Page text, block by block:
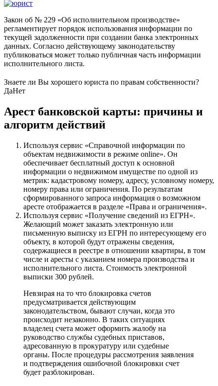
Закон об № 229 «Об исполнительном производстве»
регламентирует порядок использования информации по
текущей задолженности при создании банка электронных
данных. Согласно действующему законодательству
публиковаться может только публичная часть информации
исполнительного листа.
Знаете ли Вы хорошего юриста по правам собственности?
ДаНет
Арест банковской карты: причины и
алгоритм действий
Используя сервис «Справочной информации по
объектам недвижимости в режиме online». Он
обеспечивает бесплатный доступ к основной
информации о недвижимом имуществе по одной из
метрик: кадастровому номеру, адресу, условному номеру,
номеру права или ограничения. По результатам
сформированного запроса информация о возможном
аресте отображается в разделе «Права и ограничения».
Используя сервис «Получение сведений из ЕГРН».
Желающий может заказать электронную или
письменную выписку из ЕГРН по интересующему его
объекту, в которой будут отражены сведения,
содержащиеся в реестре в отношении квартиры, в том
числе и аресты с указанием номера производства и
исполнительного листа. Стоимость электронной
выписки 300 рублей.
Невзирая на то что блокировка счетов
предусматривается действующим
законодательством, бывают случаи, когда это
происходит незаконно. В таких ситуациях
владелец счета может оформить жалобу на
руководство службы судебных приставов,
адресованную в прокуратуру или судебные
органы. После процедуры рассмотрения заявления
и подтверждения ошибочной блокировки счет
будет разблокирован.